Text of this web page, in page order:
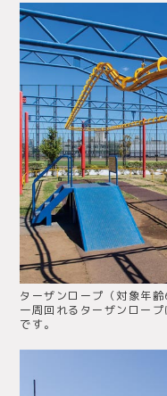
ターザンロープ（対象年齢
一周回れるターザンロー
です。